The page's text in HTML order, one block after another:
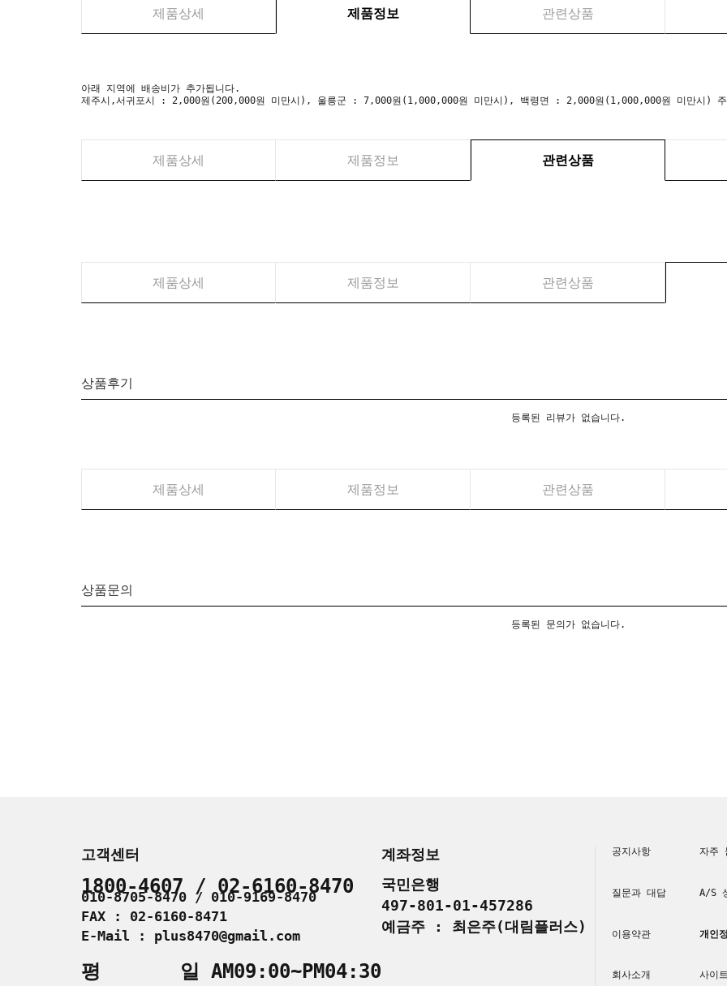
제품상세 제품정보 관련상품
아래 지역에 배송비가 추가됩니다.
제주시,서귀포시 : 2,000원(200,000원 미만시), 울릉군 : 7,000원(1,000,000원 미만시), 백령면 : 2,000원(1,000,000원 미만시) 주
제품상세 제품정보 관련상품
제품상세 제품정보 관련상품
상품후기
등록된 리뷰가 없습니다.
제품상세 제품정보 관련상품
상품문의
등록된 문의가 없습니다.
고객센터
1800-4607 / 02-6160-8470
010-8705-8470 / 010-9169-8470
FAX : 02-6160-8471
E-Mail : plus8470@gmail.com
평 일 AM09:00~PM04:30
계좌정보
국민은행
497-801-01-457286
예금주 : 최은주(대림플러스)
공지사항 자주
질문과 대답 A/S
이용약관 개인
회사소개 사이